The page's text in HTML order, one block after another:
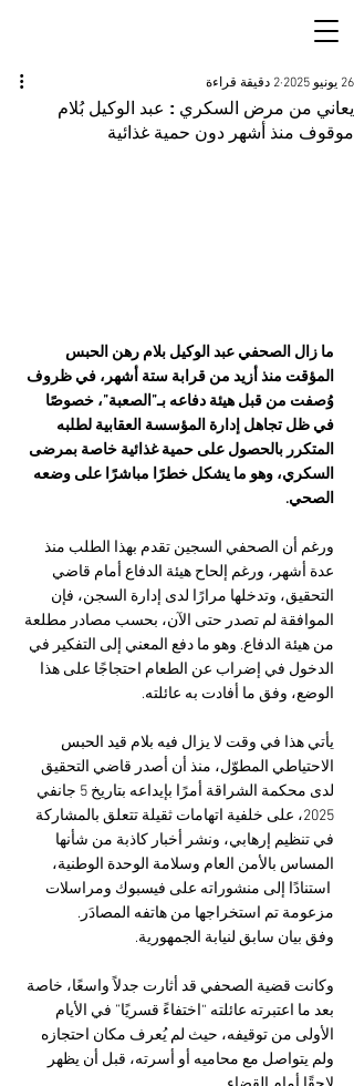
يعاني من مرض السكري : عبد الوكيل بُلام
موقوف منذ أشهر دون حمية غذائية
26 يونيو 2025 2 دقيقة قراءة
ما زال الصحفي عبد الوكيل بلام رهن الحبس
المؤقت منذ أزيد من قرابة ستة أشهر، في ظروف
وُصفت من قبل هيئة دفاعه بـ”الصعبة”، خصوصًا
في ظل تجاهل إدارة المؤسسة العقابية لطلبه
المتكرر بالحصول على حمية غذائية خاصة بمرضى
السكري، وهو ما يشكل خطرًا مباشرًا على وضعه
الصحي.
ورغم أن الصحفي السجين تقدم بهذا الطلب منذ
عدة أشهر، ورغم إلحاح هيئة الدفاع أمام قاضي
التحقيق، وتدخلها مرارًا لدى إدارة السجن، فإن
الموافقة لم تصدر حتى الآن، بحسب مصادر مطلعة
من هيئة الدفاع. وهو ما دفع المعني إلى التفكير في
الدخول في إضراب عن الطعام احتجاجًا على هذا
الوضع، وفق ما أفادت به عائلته.
يأتي هذا في وقت لا يزال فيه بلام قيد الحبس
الاحتياطي المطوّل، منذ أن أصدر قاضي التحقيق
لدى محكمة الشراقة أمرًا بإيداعه بتاريخ 5 جانفي
2025، على خلفية اتهامات ثقيلة تتعلق بالمشاركة
في تنظيم إرهابي، ونشر أخبار كاذبة من شأنها
المساس بالأمن العام وسلامة الوحدة الوطنية،
استنادًا إلى منشوراته على فيسبوك ومراسلات
مزعومة تم استخراجها من هاتفه المصادَر.
وفق بيان سابق لنيابة الجمهورية.
وكانت قضية الصحفي قد أثارت جدلاً واسعًا، خاصة
بعد ما اعتبرته عائلته “اختفاءً قسريًا” في الأيام
الأولى من توقيفه، حيث لم يُعرف مكان احتجازه
ولم يتواصل مع محاميه أو أسرته، قبل أن يظهر